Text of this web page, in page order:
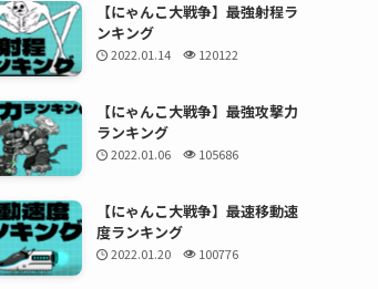
【にゃんこ大戦争】最強射程ラ
ンキング
2022.01.14 120122
【にゃんこ大戦争】最強攻撃力
ランキング
2022.01.06 105686
【にゃんこ大戦争】最速移動速
度ランキング
2022.01.20 100776